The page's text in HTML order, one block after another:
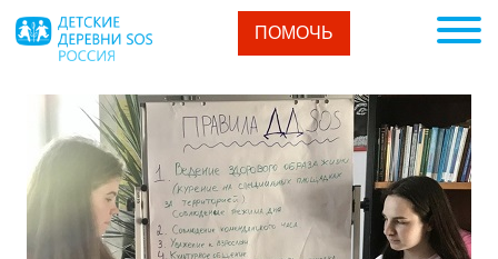
ПОМОЧЬ